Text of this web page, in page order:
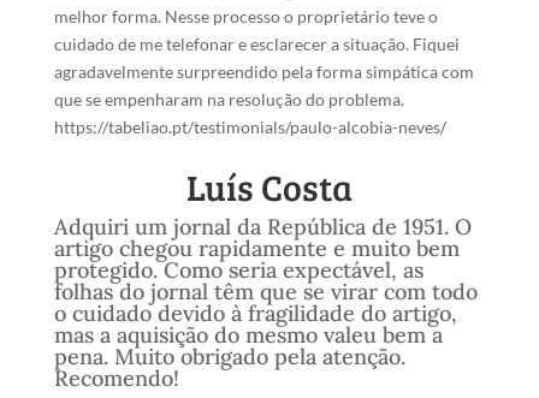
melhor forma. Nesse processo o proprietário teve o
cuidado de me telefonar e esclarecer a situação. Fiquei
agradavelmente surpreendido pela forma simpática com
que se empenharam na resolução do problema.
https://tabeliao.pt/testimonials/paulo-alcobia-neves/
Luís Costa
Adquiri um jornal da República de 1951. O
artigo chegou rapidamente e muito bem
protegido. Como seria expectável, as
folhas do jornal têm que se virar com todo
o cuidado devido à fragilidade do artigo,
mas a aquisição do mesmo valeu bem a
pena. Muito obrigado pela atenção.
Recomendo!